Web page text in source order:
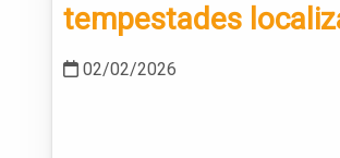
tempestades
02/02/2026